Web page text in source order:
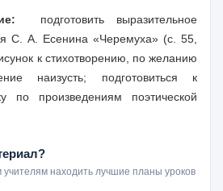
подготовить выразительное
С. А. Есенина «Черемуха» (с. 55,
к стихотворению, по желанию
наизусть; подготовиться к
по произведениям поэтической
находить лучшие планы уроков